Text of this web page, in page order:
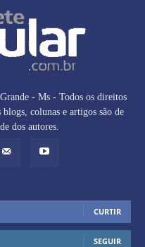
- Ms - Todos os direitos
colunas e artigos são de
dos autores.
CURTIR
SEGUIR